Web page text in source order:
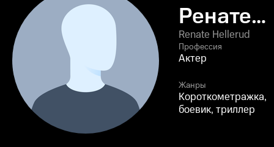
Ренате
Renate Hellerud
Профессия
Актер
Жанры
Короткометражка,
боевик, триллер